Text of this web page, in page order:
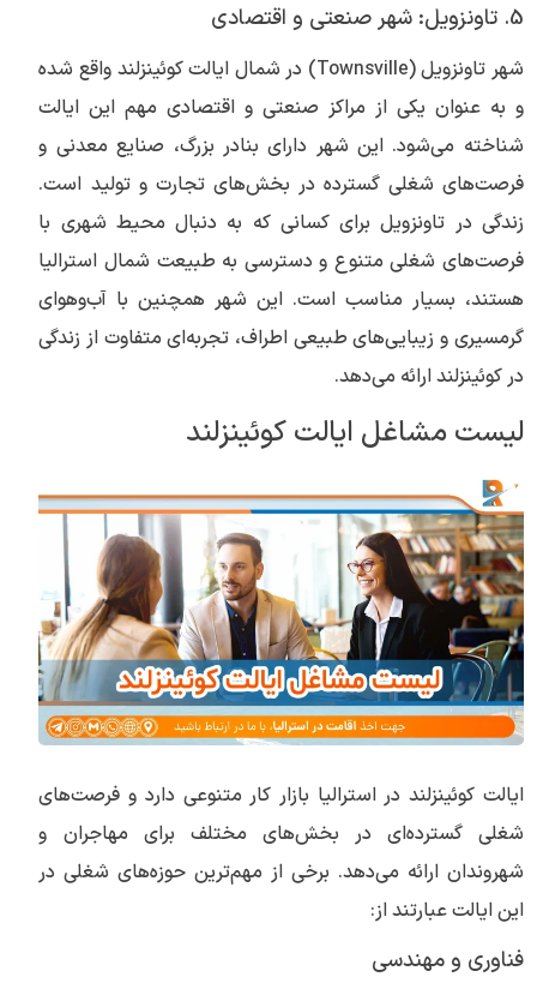
5. تاونزویل: شهر صنعتی و اقتصادی
شهر تاونزویل (Townsville) در شمال ایالت کوئینزلند واقع شده
و به عنوان یکی از مراکز صنعتی و اقتصادی مهم این ایالت
شناخته می‌شود. این شهر دارای بنادر بزرگ، صنایع معدنی و
فرصت‌های شغلی گسترده در بخش‌های تجارت و تولید است.
زندگی در تاونزویل برای کسانی که به دنبال محیط شهری با
فرصت‌های شغلی متنوع و دسترسی به طبیعت شمال استرالیا
هستند، بسیار مناسب است. این شهر همچنین با آب‌وهوای
گرمسیری و زیبایی‌های طبیعی اطراف، تجربه‌ای متفاوت از زندگی
در کوئینزلند ارائه می‌دهد.
لیست مشاغل ایالت کوئینزلند
ایالت کوئینزلند در استرالیا بازار کار متنوعی دارد و فرصت‌های
شغلی گسترده‌ای در بخش‌های مختلف برای مهاجران و
شهروندان ارائه می‌دهد. برخی از مهم‌ترین حوزه‌های شغلی در
این ایالت عبارتند از:
فناوری و مهندسی